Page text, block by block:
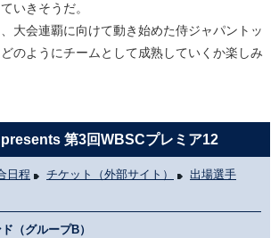
いきそうだ。
大会連覇に向けて動き始めた侍ジャパントッ
のようにチームとして成熟していくか楽しみ
第3回WBSCプレミア12
日程 チケット（外部サイト） 出場選手
（グループB）